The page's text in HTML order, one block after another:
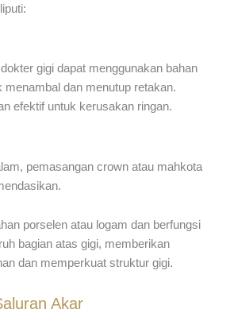
gigi dapat menggunakan bahan
menambal dan menutup retakan.
efektif untuk kerusakan ringan.
pemasangan crown atau mahkota
porselen atau logam dan berfungsi
bagian atas gigi, memberikan
dan memperkuat struktur gigi.
Akar